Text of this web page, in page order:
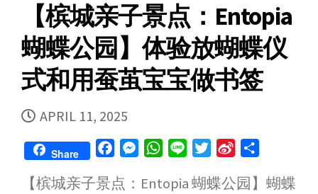
【槟城亲子景点：Entopia
蝴蝶公园】体验放蝴蝶仪
式和用蚕茧宝宝做书签
PUBLISHED
DATE
APRIL 11, 2025
Share
c
s
W
a
n
i
n
【槟城亲子景点：Entopia 蝴蝶公园】蝴蝶